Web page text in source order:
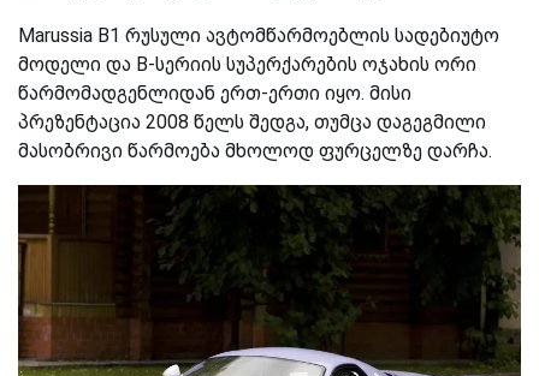
Marussia B1 რუსული ავტომწარმოებლის სადებიუტო
მოდელი და B-სერიის სუპერქარების ოჯახის ორი
წარმომადგენლიდან ერთ-ერთი იყო. მისი
პრეზენტაცია 2008 წელს შედგა, თუმცა დაგეგმილი
მასობრივი წარმოება მხოლოდ ფურცელზე დარჩა.